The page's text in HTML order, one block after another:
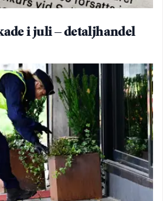
i juli – detaljhandel